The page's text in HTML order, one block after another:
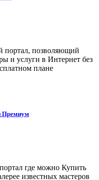
портал, позволяющий
и услуги в Интернет без
плане
Премиум
где можно Купить
известных мастеров